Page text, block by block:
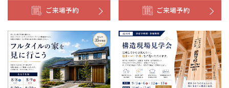
ご来場予約 ご来場予約